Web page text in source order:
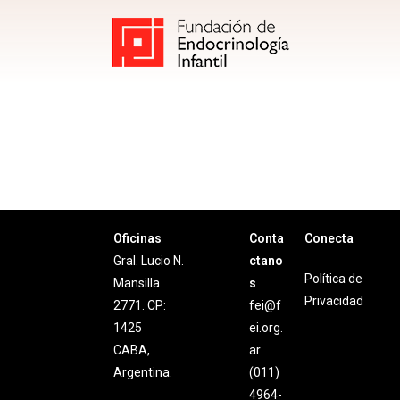
Oficinas
Gral. Lucio N.
Mansilla
2771. CP:
1425
CABA,
Argentina.
Conta
ctano
s
fei@f
ei.org.
ar
(011)
4964-
Conecta
Política de
Privacidad